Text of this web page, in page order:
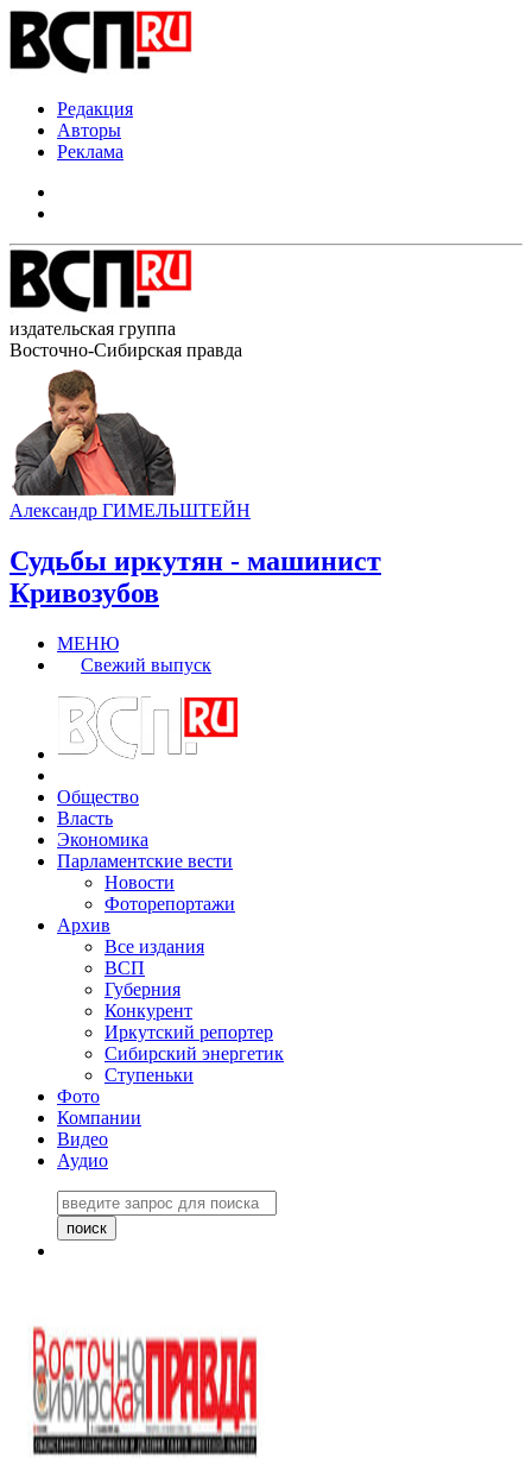
Редакция
Авторы
Реклама
издательская группа
Восточно-Сибирская правда
Александр ГИМЕЛЬШТЕЙН
Судьбы иркутян - машинист
Кривозубов
МЕНЮ
Свежий выпуск
Общество
Власть
Экономика
Парламентские вести
Новости
Фоторепортажи
Архив
Все издания
ВСП
Губерния
Конкурент
Иркутский репортер
Сибирский энергетик
Ступеньки
Фото
Компании
Видео
Аудио